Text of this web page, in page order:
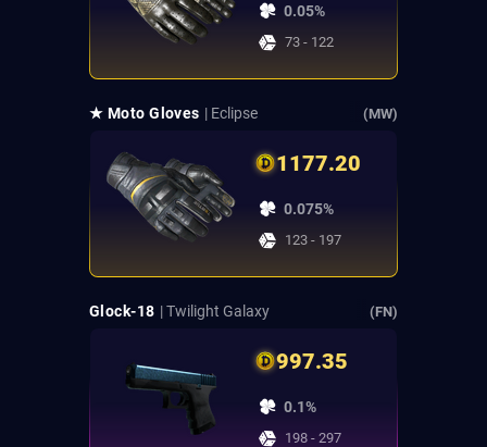
0.05%
73 - 122
★ Moto Gloves | Eclipse (MW)
1177.20
0.075%
123 - 197
Glock-18 | Twilight Galaxy (FN)
997.35
0.1%
198 - 297